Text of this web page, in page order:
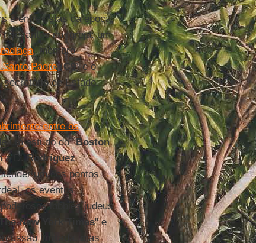
e entrevistas da época,
na Igreja: um
, membro
Padre(C9) e o
secretário de Estado.
entre os
um estudo do "Boston
a D. Rodríguez
um dos pontos
os eventos
lobbies judeus
The New York Times" e
limitada, mas